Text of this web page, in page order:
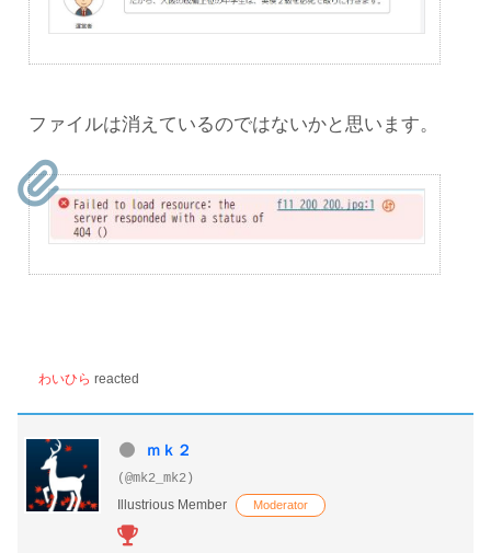
ファイルは消えているのではないかと思います。
わいひら reacted
ｍｋ２
(@mk2_mk2)
Illustrious Member
Moderator